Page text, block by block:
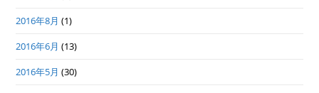
2016年8月 (1)
2016年6月 (13)
2016年5月 (30)